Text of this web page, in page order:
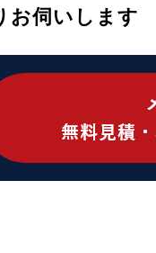
お伺いします